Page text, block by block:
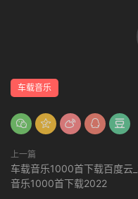
车载音乐
上一篇
车载音乐1000首下载百度云
音乐1000首下载2022